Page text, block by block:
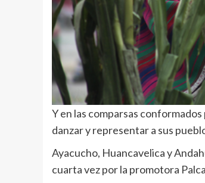
Y en las comparsas
danzar y representar a sus
Ayacucho, Huancavelica y
cuarta vez por la promotora